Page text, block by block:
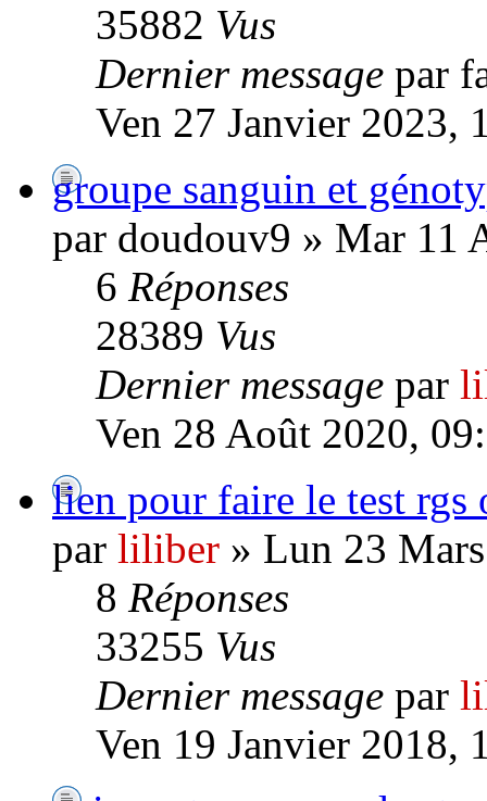
35882 Vus
Dernier message par
Ven 27 Janvier 2023,
groupe sanguin et
par doudouv9 » Mar 11
6 Réponses
28389 Vus
Dernier message par
Ven 28 Août 2020,
lien pour faire le test rgs
par liliber » Lun 23
8 Réponses
33255 Vus
Dernier message par
Ven 19 Janvier 2018,